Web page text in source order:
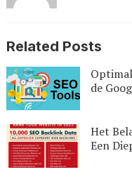
Related Posts
de
Het
Een